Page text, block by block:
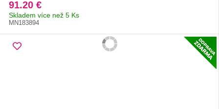
91.20 €
Skladem více než 5 Ks
MN183894